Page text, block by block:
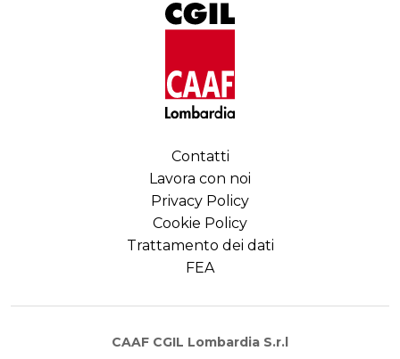
Contatti
Lavora con noi
Privacy Policy
Cookie Policy
Trattamento dei dati
FEA
CAAF CGIL Lombardia S.r.l